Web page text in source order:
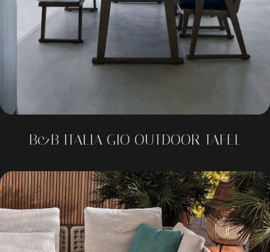
B&B ITALIA GIO OUTDOOR TAFEL